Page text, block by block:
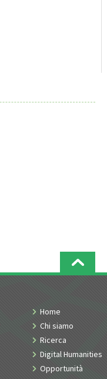
Home
Chi siamo
Ricerca
Digital Humanities
Opportunità